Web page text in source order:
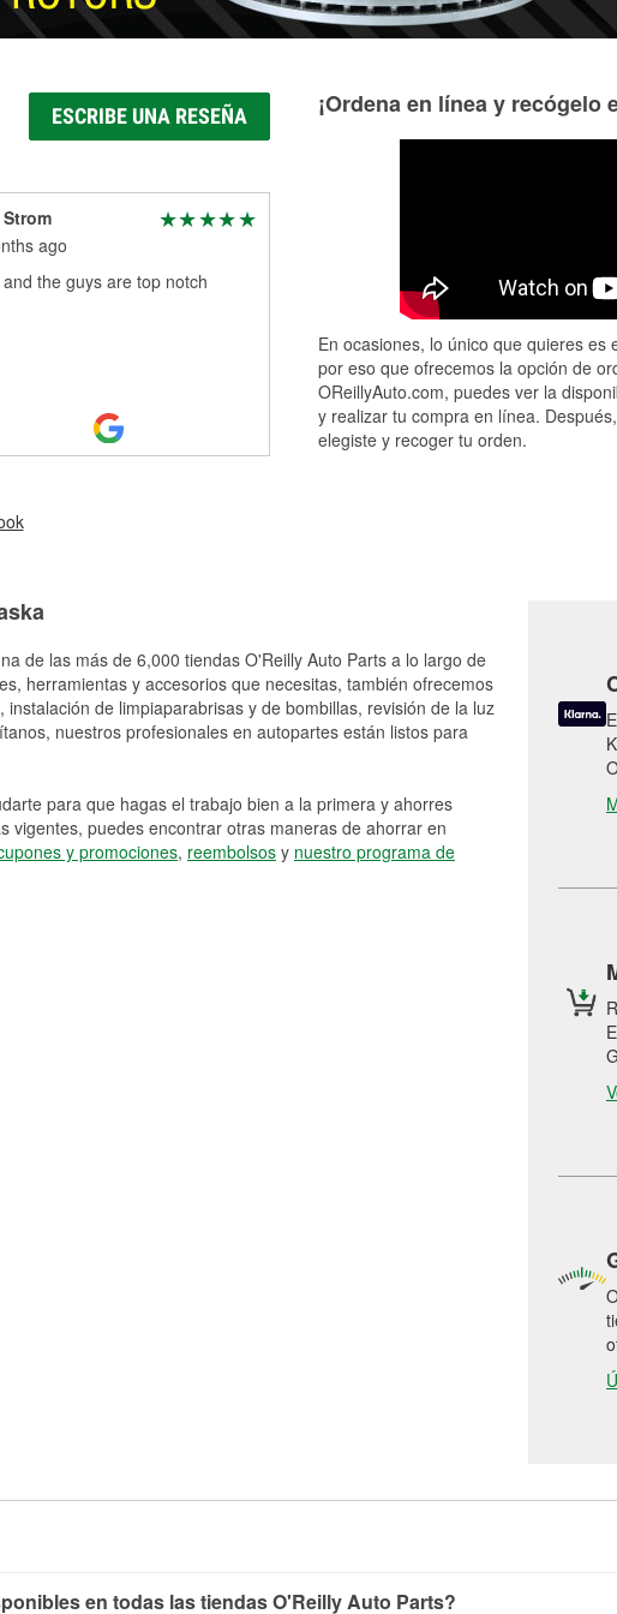
ESCRIBE UNA RESEÑA
ago
and the guys are top notch
¡Ordena en línea y recógelo
En ocasiones, lo único que quieres
por eso que ofrecemos la opción de
OReillyAuto.com, puedes ver la
y realizar tu compra en línea.
elegiste y recoger tu orden.
de las más de 6,000 tiendas O'Reilly Auto Parts a lo largo de
herramientas y accesorios que necesitas, también ofrecemos
de limpiaparabrisas y de bombillas, revisión de la luz
nuestros profesionales en autopartes están listos para
para que hagas el trabajo bien a la primera y ahorres
vigentes, puedes encontrar otras maneras de ahorrar en
y promociones, reembolsos y nuestro programa de
en todas las tiendas O'Reilly Auto Parts?